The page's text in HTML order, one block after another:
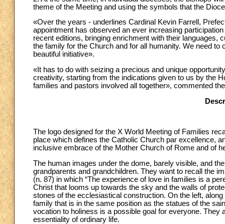
theme of the Meeting and using the symbols that the
«Over the years - underlines Cardinal Kevin Farrell,
appointment has observed an ever increasing
recent editions, bringing enrichment with their languages,
the family for the Church and for all humanity. We need
beautiful initiative».
«It has to do with seizing a precious and unique
creativity, starting from the indications given to us by the
families and pastors involved all together», commented
The logo designed for the X World Meeting of Families
place which defines the Catholic Church par excellence,
inclusive embrace of the Mother Church of Rome and of
The human images under the dome, barely visible, and
grandparents and grandchildren. They want to recall the
(n. 87) in which “The experience of love in families is a
Christ that looms up towards the sky and the walls of
stones of the ecclesiastical construction. On the left,
family that is in the same position as the statues of the
vocation to holiness is a possible goal for everyone.
essentiality of ordinary life.